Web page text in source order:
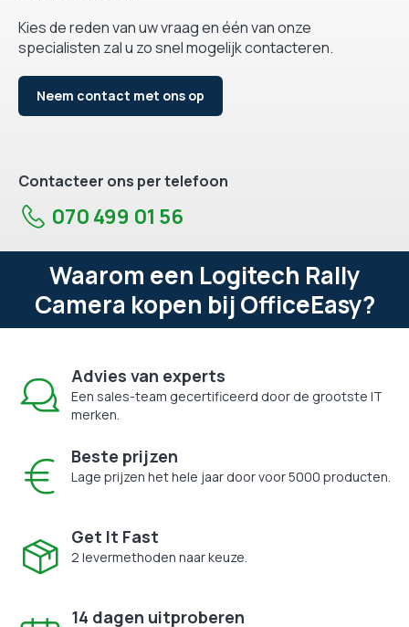
Kies de reden van uw vraag en één van onze
specialisten zal u zo snel mogelijk contacteren.
Neem contact met ons op
Contacteer ons per telefoon
070 499 01 56
Waarom een Logitech Rally
Camera kopen bij OfficeEasy?
Advies van experts
Een sales-team gecertificeerd door de grootste IT
merken.
Beste prijzen
Lage prijzen het hele jaar door voor 5000 producten.
Get It Fast
2 levermethoden naar keuze.
14 dagen uitproberen